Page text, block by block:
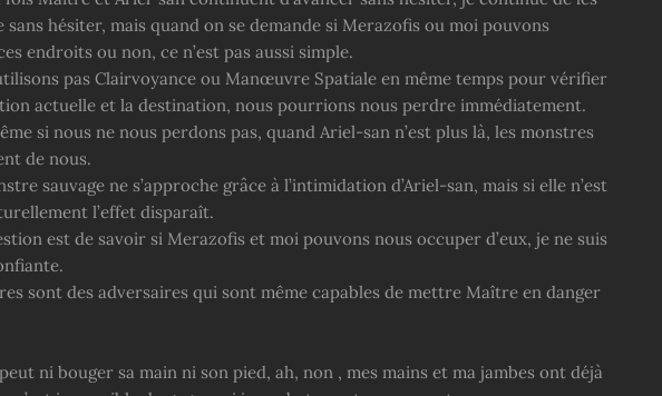
sans hésiter, mais quand on se demande si Merazofis ou moi pouvons
endroits ou non, ce n’est pas aussi simple.
pas Clairvoyance ou Manœuvre Spatiale en même temps pour vérifier
actuelle et la destination, nous pourrions nous perdre immédiatement.
si nous ne nous perdons pas, quand Ariel-san n’est plus là, les monstres
de nous.
sauvage ne s’approche grâce à l’intimidation d’Ariel-san, mais si elle n’est
l’effet disparaît.
est de savoir si Merazofis et moi pouvons nous occuper d’eux, je ne suis
sont des adversaires qui sont même capables de mettre Maître en danger
ni bouger sa main ni son pied, ah, non , mes mains et ma jambes ont déjà